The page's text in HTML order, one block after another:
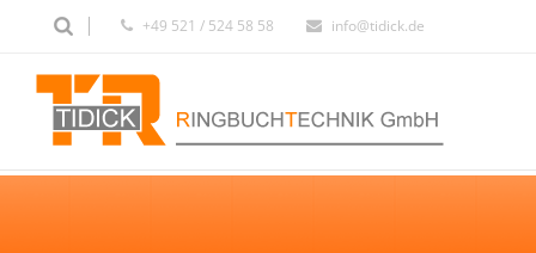
+49 521 / 524 58 58 info@tidick.de